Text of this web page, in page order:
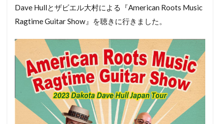
Dave Hullとザビエル大村による『American Roots Music
Ragtime Guitar Show』を聴きに行きました。